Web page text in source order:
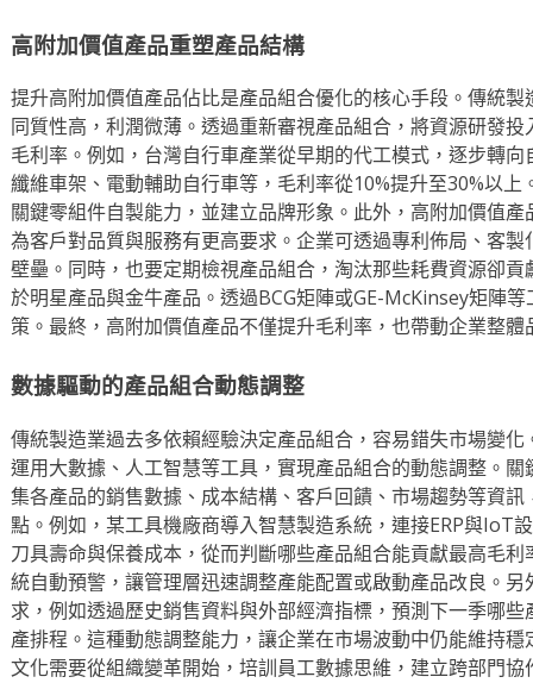
高附加價值產品重塑產品結構
提升高附加價值產品佔比是產品組合優化的核心手段。傳統
同質性高，利潤微薄。透過重新審視產品組合，將資源研發
毛利率。例如，台灣自行車產業從早期的代工模式，逐步轉
纖維車架、電動輔助自行車等，毛利率從10%提升至30%以
關鍵零組件自製能力，並建立品牌形象。此外，高附加價值
為客戶對品質與服務有更高要求。企業可透過專利佈局、客
壁壘。同時，也要定期檢視產品組合，淘汰那些耗費資源卻
於明星產品與金牛產品。透過BCG矩陣或GE-McKinsey矩陣
策。最終，高附加價值產品不僅提升毛利率，也帶動企業整
數據驅動的產品組合動態調整
傳統製造業過去多依賴經驗決定產品組合，容易錯失市場變
運用大數據、人工智慧等工具，實現產品組合的動態調整。
集各產品的銷售數據、成本結構、客戶回饋、市場趨勢等資
點。例如，某工具機廠商導入智慧製造系統，連接ERP與IoT
刀具壽命與保養成本，從而判斷哪些產品組合能貢獻最高毛
統自動預警，讓管理層迅速調整產能配置或啟動產品改良。
求，例如透過歷史銷售資料與外部經濟指標，預測下一季哪
產排程。這種動態調整能力，讓企業在市場波動中仍能維持
文化需要從組織變革開始，培訓員工數據思維，建立跨部門